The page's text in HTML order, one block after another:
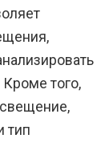
того,
тип